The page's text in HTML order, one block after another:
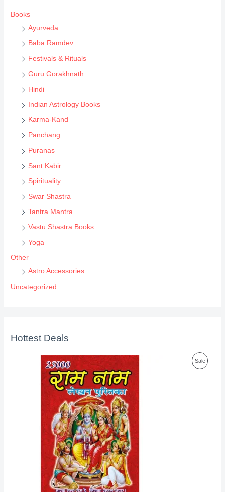
Books
Ayurveda
Baba Ramdev
Festivals & Rituals
Guru Gorakhnath
Hindi
Indian Astrology Books
Karma-Kand
Panchang
Puranas
Sant Kabir
Spirituality
Swar Shastra
Tantra Mantra
Vastu Shastra Books
Yoga
Other
Astro Accessories
Uncategorized
Hottest Deals
SaleP